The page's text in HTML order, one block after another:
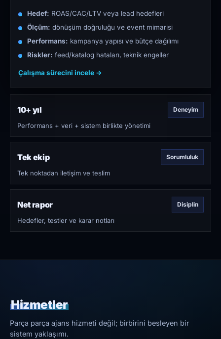
Hedef: ROAS/CAC/LTV veya lead hedefleri
Ölçüm: dönüşüm doğruluğu ve event mimarisi
Performans: kampanya yapısı ve bütçe dağılımı
Riskler: feed/katalog hataları, teknik engeller
Çalışma sürecini incele →
10+ yıl Deneyim
Performans + veri + sistem birlikte yönetimi
Tek ekip Sorumluluk
Tek noktadan iletişim ve teslim
Net rapor Disiplin
Hedefler, testler ve karar notları
Hizmetler
Parça parça ajans hizmeti değil; birbirini besleyen bir
sistem yaklaşımı.